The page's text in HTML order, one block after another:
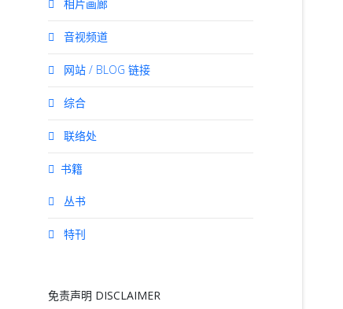
相片画廊
音视频道
网站 / BLOG 链接
综合
联络处
书籍
丛书
特刊
免责声明 DISCLAIMER